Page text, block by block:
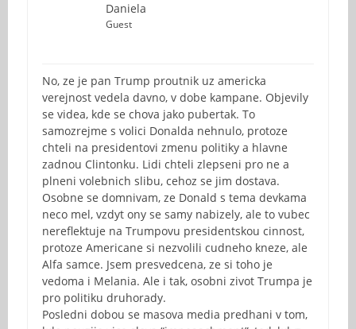
Daniela
Guest
No, ze je pan Trump proutnik uz americka
verejnost vedela davno, v dobe kampane. Objevily
se videa, kde se chova jako pubertak. To
samozrejme s volici Donalda nehnulo, protoze
chteli na presidentovi zmenu politiky a hlavne
zadnou Clintonku. Lidi chteli zlepseni pro ne a
plneni volebnich slibu, cehoz se jim dostava.
Osobne se domnivam, ze Donald s tema devkama
neco mel, vzdyt ony se samy nabizely, ale to vubec
nereflektuje na Trumpovu presidentskou cinnost,
protoze Americane si nezvolili cudneho kneze, ale
Alfa samce. Jsem presvedcena, ze si toho je
vedoma i Melania. Ale i tak, osobni zivot Trumpa je
pro politiku druhorady.
Posledni dobou se masova media predhani v tom,